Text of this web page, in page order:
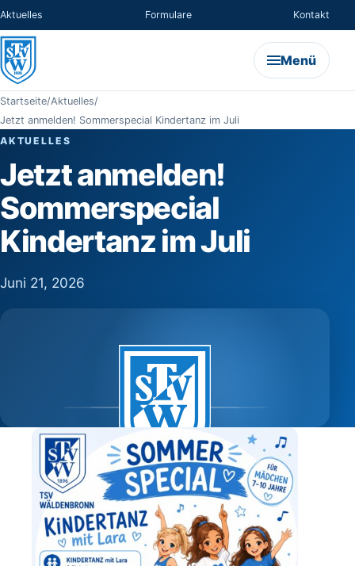
Aktuelles Formulare Kontakt
Menü
Startseite/Aktuelles/
Jetzt anmelden! Sommerspecial Kindertanz im Juli
AKTUELLES
Jetzt anmelden!
Sommerspecial
Kindertanz im Juli
Juni 21, 2026
SEIT 1896